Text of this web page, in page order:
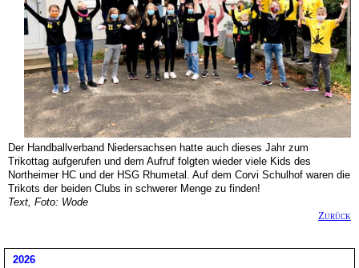
Der Handballverband Niedersachsen hatte auch dieses Jahr zum
Trikottag aufgerufen und dem Aufruf folgten wieder viele Kids des
Northeimer HC und der HSG Rhumetal. Auf dem Corvi Schulhof waren die
Trikots der beiden Clubs in schwerer Menge zu finden!
Text, Foto: Wode
Zurück
2026